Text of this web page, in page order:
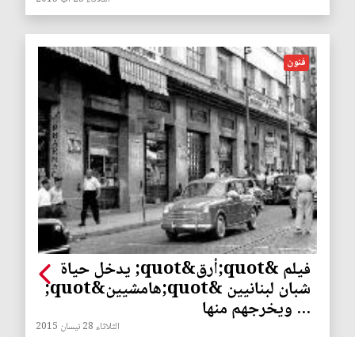
فنون
فيلم &quot;أرق&quot; يدخل حياة
شبان لبنانيين &quot;هامشيين&quot;
... ويخرجهم منها
الثلاثاء 28 نيسان 2015